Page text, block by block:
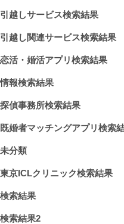
引越しサービス検索結果
引越し関連サービス検索結果
恋活・婚活アプリ検索結果
情報検索結果
探偵事務所検索結果
既婚者マッチングアプリ検索
未分類
東京ICLクリニック検索結果
検索結果
検索結果2